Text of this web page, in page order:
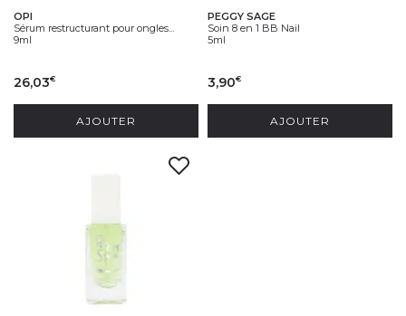
OPI
Sérum restructurant pour ongles...
9ml
26,03€
AJOUTER
PEGGY SAGE
Soin 8 en 1 BB Nail
5ml
3,90€
AJOUTER